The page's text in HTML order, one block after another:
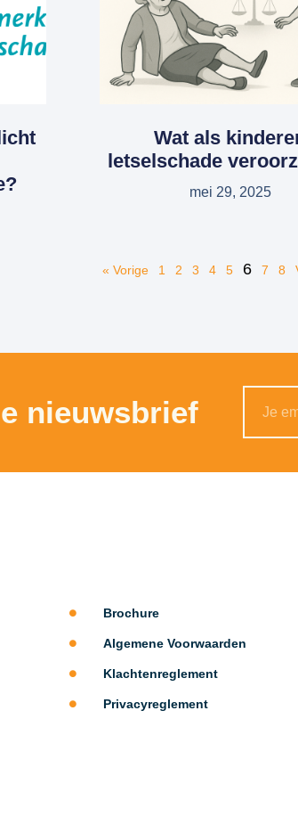
Wat als
letselschade
mei 29, 2025
« Vorige 1 2 3 4 5 6 7 8
nieuwsbrief
Brochure
Algemene Voorwaarden
Klachtenreglement
Privacyreglement